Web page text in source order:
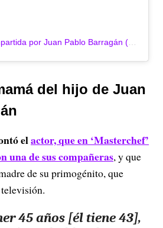
del hijo de Juan
elactor, que en ‘Masterchef’
una de sus compañeras, y que
de su primogénito, que
45 años [él tiene 43],